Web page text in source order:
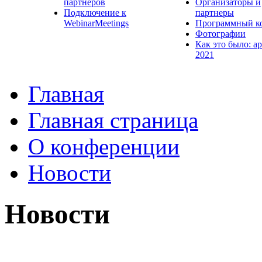
Подключение к
WebinarMeetings
партнеры
Программный
Фотографии
Как это было:
2021
Главная
Главная страница
О конференции
Новости
Новости